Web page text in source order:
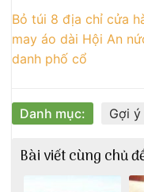
Bỏ túi 8 địa chỉ cửa
may áo dài Hội An
danh phố cổ
Danh mục: Gợi
Bài viết cùng chủ